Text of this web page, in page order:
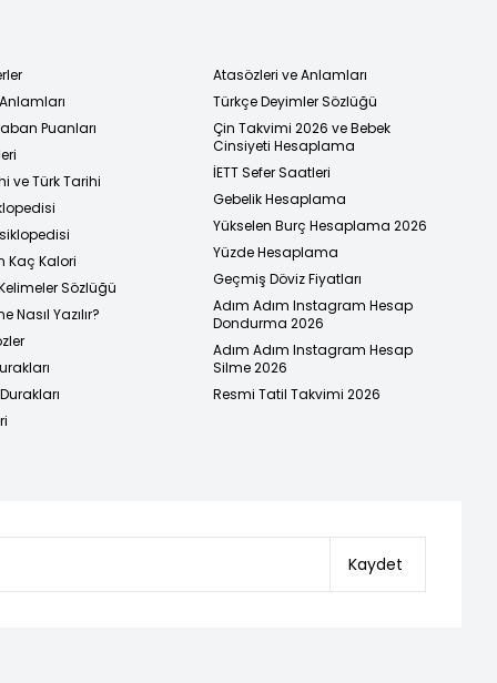
Puanları
ve Türk Tarihi
Kaç Kalori
Sözlüğü
Nasıl Yazılır?
Atasözleri ve Anlamları
Türkçe Deyimler Sözlüğü
Çin Takvimi 2026 ve Bebek
Cinsiyeti Hesaplama
İETT Sefer Saatleri
Gebelik Hesaplama
Yükselen Burç Hesaplama 2026
Yüzde Hesaplama
Geçmiş Döviz Fiyatları
Adım Adım Instagram Hesap
Dondurma 2026
Adım Adım Instagram Hesap
Silme 2026
Resmi Tatil Takvimi 2026
Kaydet